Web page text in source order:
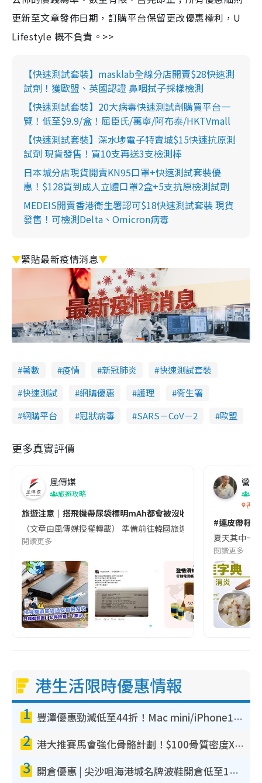
更新至文章發佈日期，訂購平台保留更改優惠權利，U
Lifestyle 概不負責。>>
【快速測試套裝】masklab全線分店開賣$28快速測
試劑！獲歐盟、英國認證 鼻咽拭子採樣檢測
【快速測試套裝】20大病毒快速測試劑購買平台一
覽！低至$9.9/盒！屈臣氏/萬寧/阿布泰/HKTVmall
【快速測試套裝】深水埗電子特賣城$15快速抗原測
試劑 現貨發售！買10支再送3支檢測棒
日本城分店現貨開賣KN95口罩+快速測試套裝優
惠！$128買到成人立體口罩2盒+5支抗原檢測試劑
MEDEIS開賣香港衛生署認可$18快速測試套裝 現貨
發售！可檢測Delta、Omicron病毒
▼緊貼最新疫情消息▼
著數 疫情 新冠肺炎
快速測試套裝
快速測試
網購優惠 護理
衞生署
網購平台
冠狀病毒 SARS－CoV－2 歐盟
更多真實評價
風傳媒
旅遊攻略
旅遊注意｜搭飛機帶尿袋標明mAh都會被沒收😱出發前切記檢查
（文章由風傳媒授權轉載） 準備前往韓國旅遊的民眾，近期要
閱讀更多
營養
香港
#連皮帶籽
夏天其中一
閱讀更多
港生活限時優惠情報
1 豐澤優惠勁減低至44折！Mac mini/iPhone17Pro大減價！廚房家電$220起
2 港大推賽馬會強化骨骼計劃！$100骨質密度X光檢查 完成免費運動訓練送超市禮券！附參加資格
3 開倉優惠 | 尖沙咀海港城名牌波鞋開倉低至1折！On鞋$899起／Joy&Peace鞋履$98起